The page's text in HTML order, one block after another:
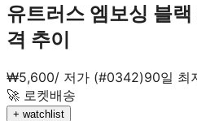
유트러스 엠보싱 블
격 추이
₩5,600/ 저가 (#0342)90일 최
🚀 로켓배송
+ watchlist